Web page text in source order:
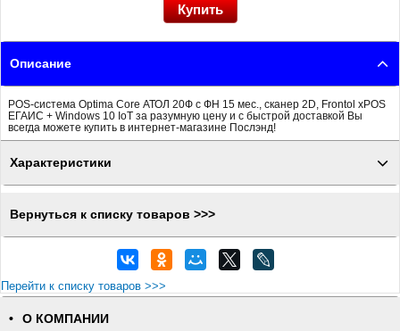
Описание
POS-система Optima Core АТОЛ 20Ф с ФН 15 мес., сканер 2D, Frontol xPOS
ЕГАИС + Windows 10 IoT за разумную цену и с быстрой доставкой Вы
всегда можете купить в интернет-магазине Послэнд!
Характеристики
Вернуться к списку товаров >>>
Перейти к списку товаров >>>
О КОМПАНИИ